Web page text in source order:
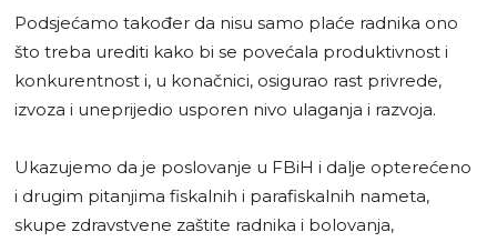
Podsjećamo također da nisu samo plaće radnika ono
što treba urediti kako bi se povećala produktivnost i
konkurentnost i, u konačnici, osigurao rast privrede,
izvoza i uneprijedio usporen nivo ulaganja i razvoja.
Ukazujemo da je poslovanje u FBiH i dalje opterećeno
i drugim pitanjima fiskalnih i parafiskalnih nameta,
skupe zdravstvene zaštite radnika i bolovanja,